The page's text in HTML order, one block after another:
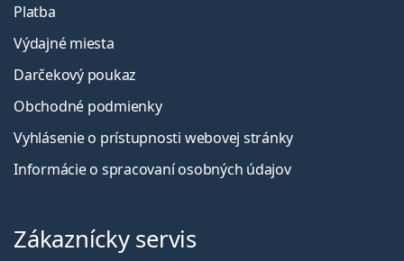
Platba
Výdajné miesta
Darčekový poukaz
Obchodné podmienky
Vyhlásenie o prístupnosti webovej stránky
Informácie o spracovaní osobných údajov
Zákaznícky servis